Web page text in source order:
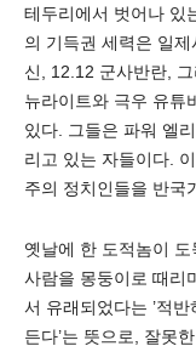
테두리에서 벗어나 있
의 기득권 세력은 일
신, 12.12 군사반란,
뉴라이트와 극우 유튜
있다. 그들은 파워 엘
리고 있는 자들이다.
주의 정치인들을 반국
옛날에 한 도적놈이
사람을 몽둥이로 때리
서 유래되었다는 ’적
든다’는 뜻으로, 잘못